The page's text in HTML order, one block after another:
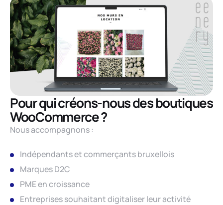
Pour qui créons-nous des boutiques
WooCommerce ?
Nous accompagnons :
Indépendants et commerçants bruxellois
Marques D2C
PME en croissance
Entreprises souhaitant digitaliser leur activité